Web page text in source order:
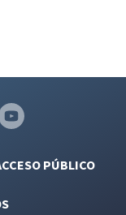
PÚBLICO